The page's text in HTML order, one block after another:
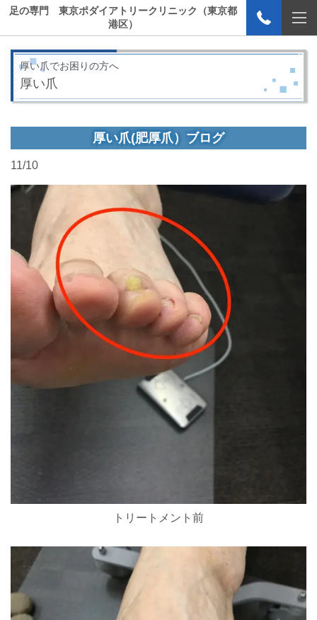
足の専門 東京ポダイアトリークリニック（東京都
港区）
厚い爪でお困りの方へ
厚い爪
厚い爪(肥厚爪）ブログ
11/10
トリートメント前